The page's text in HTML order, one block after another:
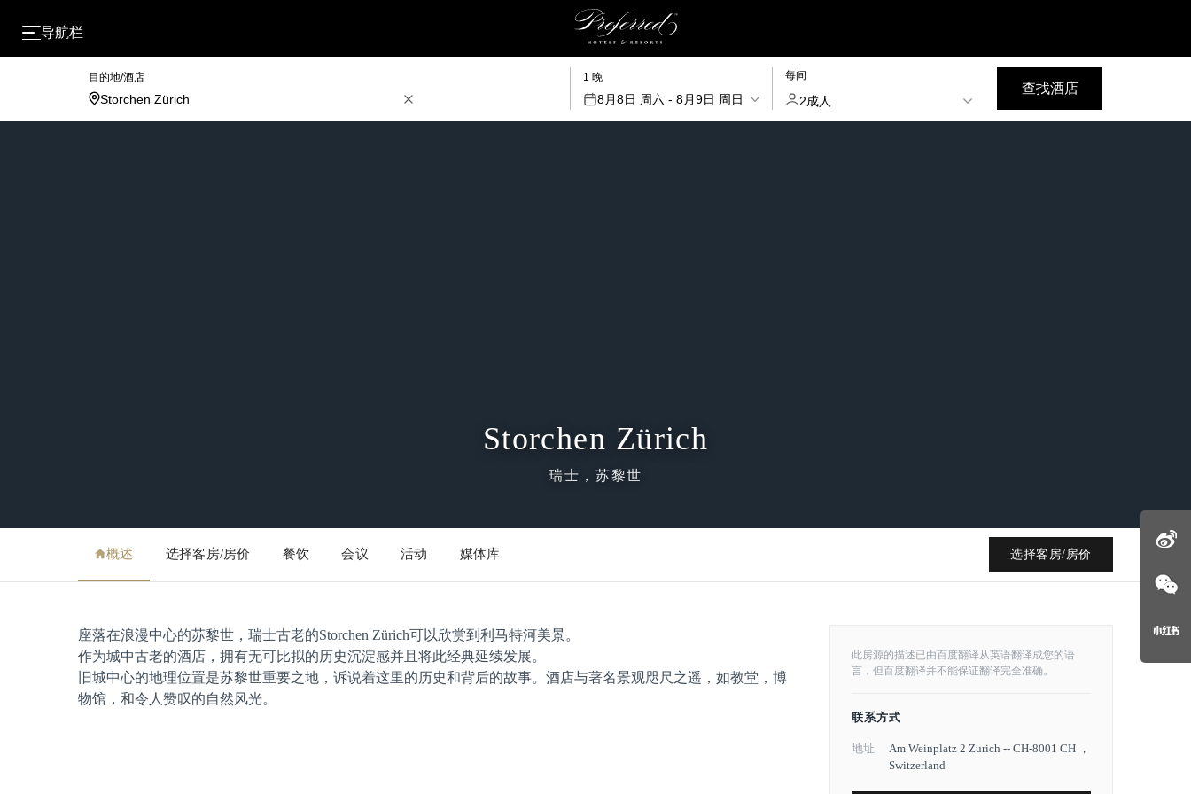
导航栏
目的地/酒店 1 晚
8月8日 周六 - 8月9日 周日
每间
2成人
查找酒店
Storchen Zürich
瑞士，苏黎世
概述 选择客房/房价 餐饮 会议 活动 媒体库 选择客房/房价
座落在浪漫中心的苏黎世，瑞士古老的Storchen Zürich可以欣赏到利马特河美景。
作为城中古老的酒店，拥有无可比拟的历史沉淀感并且将此经典延续发展。
旧城中心的地理位置是苏黎世重要之地，诉说着这里的历史和背后的故事。酒店与著名景观咫尺之遥，如教堂，博
物馆，和令人赞叹的自然风光。
此房源的描述已由百度翻译从英语翻译成您的语
言，但百度翻译并不能保证翻译完全准确。
联系方式
地址
Am Weinplatz 2 Zurich -- CH-8001 CH ，
Switzerland